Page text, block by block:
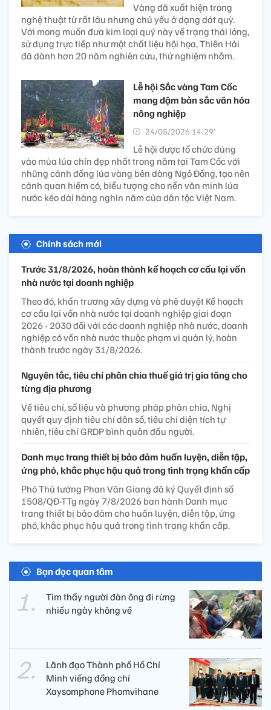
Vàng đã xuất hiện trong
nghệ thuật từ rất lâu nhưng chủ yếu ở dạng dát quỳ.
Với mong muốn đưa kim loại quý này về trạng thái lỏng,
sử dụng trực tiếp như một chất liệu hội họa, Thiên Hải
đã dành hơn 20 năm nghiên cứu, thử nghiệm nhằm.
Lễ hội Sắc vàng Tam Cốc
mang đậm bản sắc văn hóa
nông nghiệp
24/05/2026 14:29’
Lễ hội được tổ chức đúng
vào mùa lúa chín đẹp nhất trong năm tại Tam Cốc với
những cánh đồng lúa vàng bên dòng Ngô Đồng, tạo nên
cảnh quan hiếm có, biểu tượng cho nền văn minh lúa
nước kéo dài hàng nghìn năm của dân tộc Việt Nam.
Chính sách mới
Trước 31/8/2026, hoàn thành kế hoạch cơ cấu lại vốn
nhà nước tại doanh nghiệp
Theo đó, khẩn trương xây dựng và phê duyệt Kế hoạch
cơ cấu lại vốn nhà nước tại doanh nghiệp giai đoạn
2026 - 2030 đối với các doanh nghiệp nhà nước, doanh
nghiệp có vốn nhà nước thuộc phạm vi quản lý, hoàn
thành trước ngày 31/8/2026.
Nguyên tắc, tiêu chí phân chia thuế giá trị gia tăng cho
từng địa phương
Về tiêu chí, số liệu và phương pháp phân chia, Nghị
quyết quy định tiêu chí dân số, tiêu chí diện tích tự
nhiên, tiêu chí GRDP bình quân đầu người.
Danh mục trang thiết bị bảo đảm huấn luyện, diễn tập,
ứng phó, khắc phục hậu quả trong tình trạng khẩn cấp
Phó Thủ tướng Phan Văn Giang đã ký Quyết định số
1508/QĐ-TTg ngày 7/8/2026 ban hành Danh mục
trang thiết bị bảo đảm cho huấn luyện, diễn tập, ứng
phó, khắc phục hậu quả trong tình trạng khẩn cấp.
Bạn đọc quan tâm
Tìm thấy người đàn ông đi rừng
nhiều ngày không về
Lãnh đạo Thành phố Hồ Chí
Minh viếng đồng chí
Xaysomphone Phomvihane